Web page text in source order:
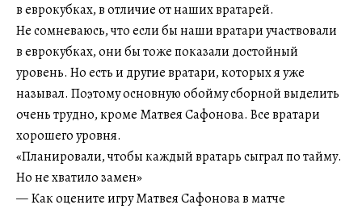
в еврокубках, в отличие от наших вратарей.
Не сомневаюсь, что если бы наши вратари участвовали
в еврокубках, они бы тоже показали достойный
уровень. Но есть и другие вратари, которых я уже
называл. Поэтому основную обойму сборной выделить
очень трудно, кроме Матвея Сафонова. Все вратари
хорошего уровня.
«Планировали, чтобы каждый вратарь сыграл по тайму.
Но не хватило замен»
— Как оцените игру Матвея Сафонова в матче